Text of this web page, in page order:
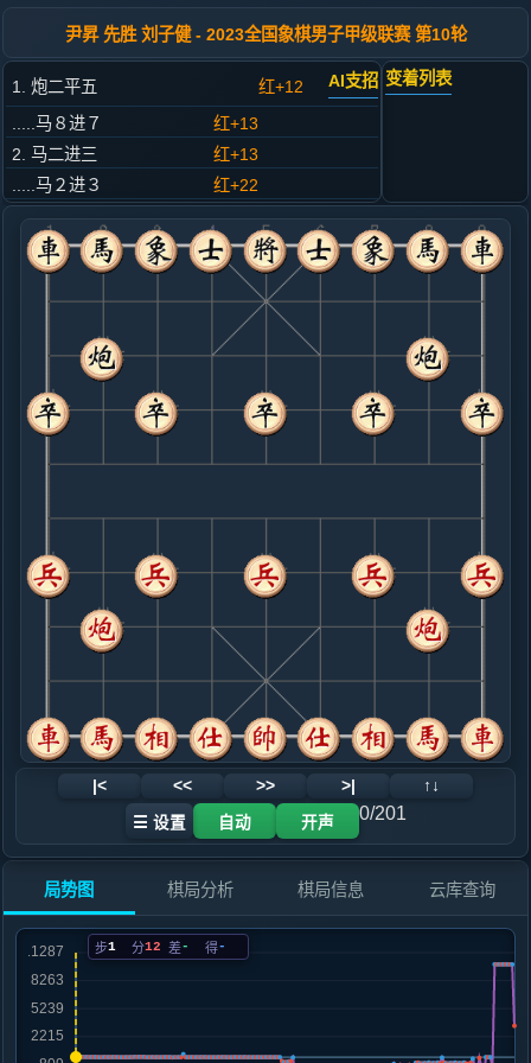
尹昇 先胜 刘子健 - 2023全国象棋男子甲级联赛 第10轮
1. 炮二平五 红+12 AI支招
.....马８进７
红+13
2. 马二进三
红+13
.....马２进３
红+22
3. 车一平二
红+15
.....车９平８
红+18
4. 兵七进一
红+7
.....卒７进１
红+11
5. 马八进七
红+17
.....砲２进４
6. 兵五进一
红+1
兵三进一
.....砲８进４
黑+4
7. 兵五进一
红+3
马七进八
8. 兵五平六
红+6
.....象３进５
红+5
9. 仕四进五
红+5
.....砲２平３
10. 马七进五
红+8
车九平八
.....车１平２
红+5
黑+3
.....车２进６
黑+5
12. 兵三进一
黑+3
红+0
卒７进１
红+0
.....象５进７
红+9
砲１平５
14. 马五退七
红+8
.....马７进６
红+26
象７退５
15. 炮八平九
红+21
.....车２进３
16. 马七退八
.....马６进４
变着列表
|< << >> >| ↑↓
☰ 设置 自动 开声 0/201
局势图 棋局分析 棋局信息 云库查询
步1 分12 差- 得-